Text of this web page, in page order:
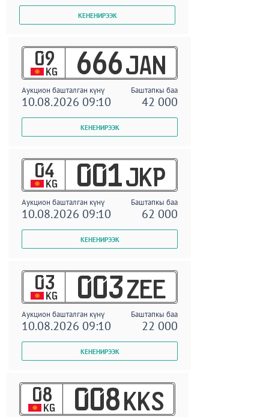
09
KG 666 JAN
Аукцион башталган күнү Баштапкы баа
10.08.2026 09:10 42 000
04
KG 001 JKP
Аукцион башталган күнү Баштапкы баа
10.08.2026 09:10 62 000
03
KG 003 ZEE
Аукцион башталган күнү Баштапкы баа
10.08.2026 09:10 22 000
08
KG 008 KKS